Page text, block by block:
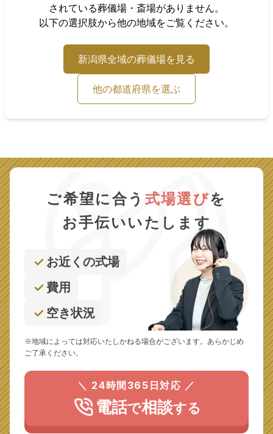
されている葬儀場・斎場がありません。
以下の選択肢から他の地域をご覧ください。
新潟県全域の葬儀場を見る
他の都道府県を選ぶ
ご希望に合う 式場選びを
お手伝いいたします
お近くの式場
費用
空き状況
※地域によっては対応いたしかねる場合がございます。あらかじめ
ご了承ください。
＼ 24時間365日対応 ／
電話で相談する